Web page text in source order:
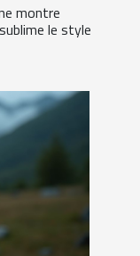
montre
le style